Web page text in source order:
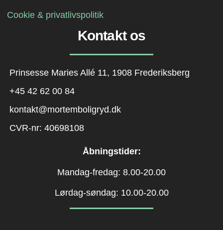
Cookie & privatlivspolitik
Kontakt os
Prinsesse Maries Allé 11, 1908 Frederiksberg
+45 42 62 00 84
kontakt@mortemboligryd.dk
CVR-nr: 40698108
Åbningstider:
Mandag-fredag: 8.00-20.00
Lørdag-søndag: 10.00-20.00